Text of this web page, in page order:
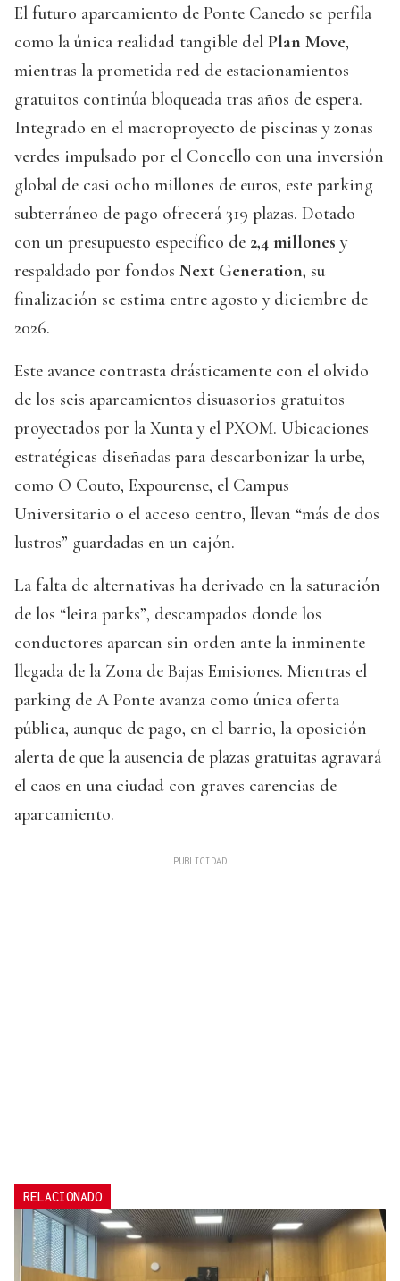
El futuro aparcamiento de Ponte Canedo se perfila
como la única realidad tangible del Plan Move,
mientras la prometida red de estacionamientos
gratuitos continúa bloqueada tras años de espera.
Integrado en el macroproyecto de piscinas y zonas
verdes impulsado por el Concello con una inversión
global de casi ocho millones de euros, este parking
subterráneo de pago ofrecerá 319 plazas. Dotado
con un presupuesto específico de 2,4 millones y
respaldado por fondos Next Generation, su
finalización se estima entre agosto y diciembre de
2026.
Este avance contrasta drásticamente con el olvido
de los seis aparcamientos disuasorios gratuitos
proyectados por la Xunta y el PXOM. Ubicaciones
estratégicas diseñadas para descarbonizar la urbe,
como O Couto, Expourense, el Campus
Universitario o el acceso centro, llevan “más de dos
lustros” guardadas en un cajón.
La falta de alternativas ha derivado en la saturación
de los “leira parks”, descampados donde los
conductores aparcan sin orden ante la inminente
llegada de la Zona de Bajas Emisiones. Mientras el
parking de A Ponte avanza como única oferta
pública, aunque de pago, en el barrio, la oposición
alerta de que la ausencia de plazas gratuitas agravará
el caos en una ciudad con graves carencias de
aparcamiento.
RELACIONADO